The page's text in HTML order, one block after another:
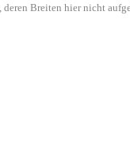
Breiten hier nicht